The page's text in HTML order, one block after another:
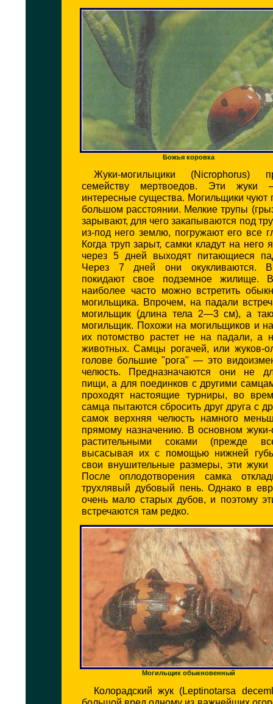
Божья коровка
Жуки-могилыцики (Nicrophorus)
семейству мертвоедов. Эти жуки
интересные существа. Могильщики чуют
большом расстоянии. Мелкие трупы
зарывают, для чего закапываются под
из-под него землю, погружают его все
Когда труп зарыт, самки кладут на него
через 5 дней выходят питающиеся
Через 7 дней они окукливаются.
покидают свое подземное жилище.
наиболее часто можно встретить
могильщика. Впрочем, на падали
могильщик (длина тела 2—3 см), а
могильщик. Похожи на могильщиков и
их потомство растет не на падали, а
животных. Самцы рогачей, или жуков-
голове большие "рога" — это
челюсть. Предназначаются они не
пищи, а для поединков с другими
проходят настоящие турниры, во
самца пытаются сбросить друг друга с
самок верхняя челюсть намного
прямому назначению. В основном жуки-
растительными соками (прежде
высасывая их с помощью нижней
свои внушительные размеры, эти жуки
После оплодотворения самка
трухлявый дубовый пень. Однако в
очень мало старых дубов, и поэтому
встречаются там редко.
Могильщик обыкновенный
Колорадский жук (Leptinotarsa